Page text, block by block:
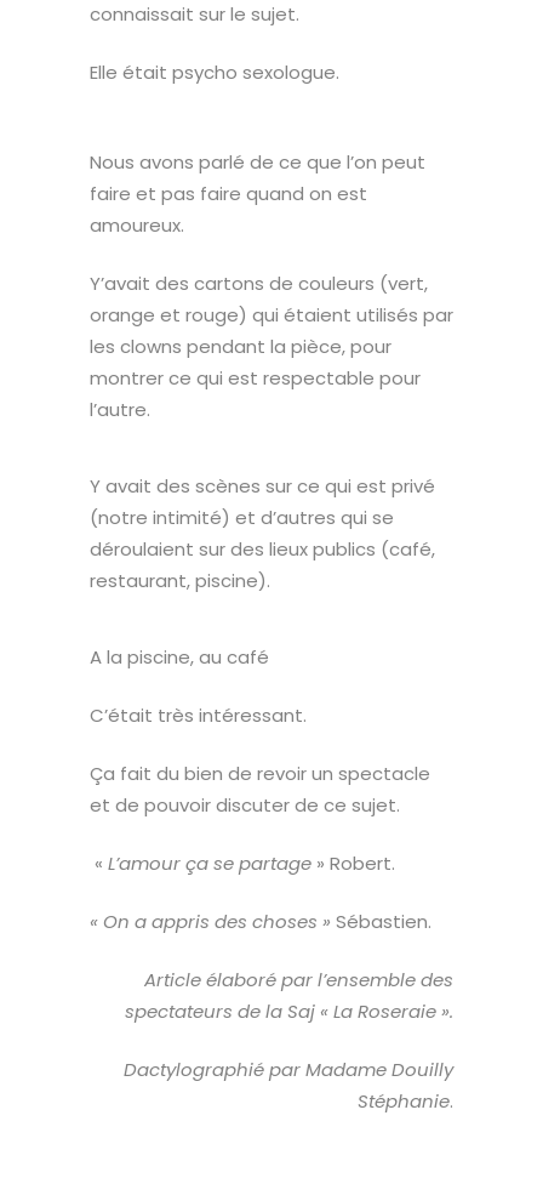
connaissait sur le sujet.
Elle était psycho sexologue.
Nous avons parlé de ce que l’on peut
faire et pas faire quand on est
amoureux.
Y’avait des cartons de couleurs (vert,
orange et rouge) qui étaient utilisés par
les clowns pendant la pièce, pour
montrer ce qui est respectable pour
l’autre.
Y avait des scènes sur ce qui est privé
(notre intimité) et d’autres qui se
déroulaient sur des lieux publics (café,
restaurant, piscine).
A la piscine, au café
C’était très intéressant.
Ça fait du bien de revoir un spectacle
et de pouvoir discuter de ce sujet.
« L’amour ça se partage » Robert.
« On a appris des choses » Sébastien.
Article élaboré par l’ensemble des
spectateurs de la Saj « La Roseraie ».
Dactylographié par Madame Douilly
Stéphanie.